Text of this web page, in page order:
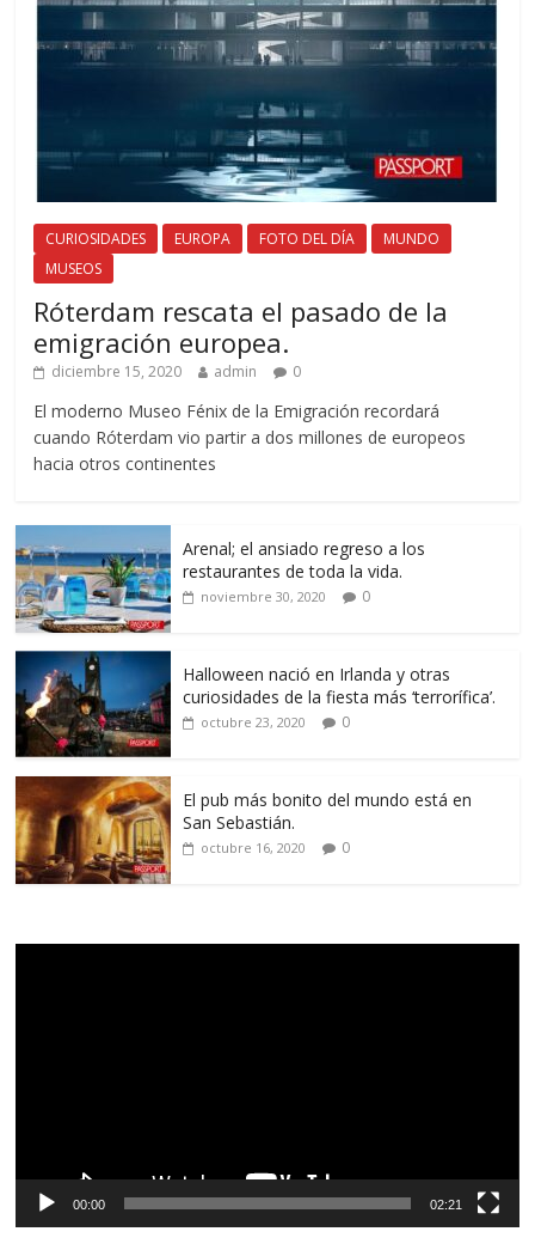
CURIOSIDADES EUROPA FOTO DEL DÍA
MUNDO
MUSEOS
Róterdam rescata el pasado de la
emigración europea.
diciembre 15, 2020 admin 0
El moderno Museo Fénix de la Emigración recordará
cuando Róterdam vio partir a dos millones de europeos
hacia otros continentes
Arenal; el ansiado regreso a los
restaurantes de toda la vida.
noviembre 30, 2020 0
Halloween nació en Irlanda y otras
curiosidades de la fiesta más ‘terrorífica’.
octubre 23, 2020 0
El pub más bonito del mundo está en
San Sebastián.
octubre 16, 2020 0
00:00 02:21